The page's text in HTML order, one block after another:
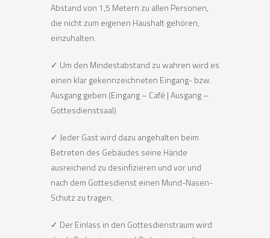
Abstand von 1,5 Metern zu allen Personen,
die nicht zum eigenen Haushalt gehören,
einzuhalten.
✓ Um den Mindestabstand zu wahren wird es
einen klar gekennzeichneten Eingang- bzw.
Ausgang geben (Eingang – Café | Ausgang –
Gottesdienstsaal)
✓ Jeder Gast wird dazu angehalten beim
Betreten des Gebäudes seine Hände
ausreichend zu desinfizieren und vor und
nach dem Gottesdienst einen Mund-Nasen-
Schutz zu tragen.
✓ Der Einlass in den Gottesdienstraum wird